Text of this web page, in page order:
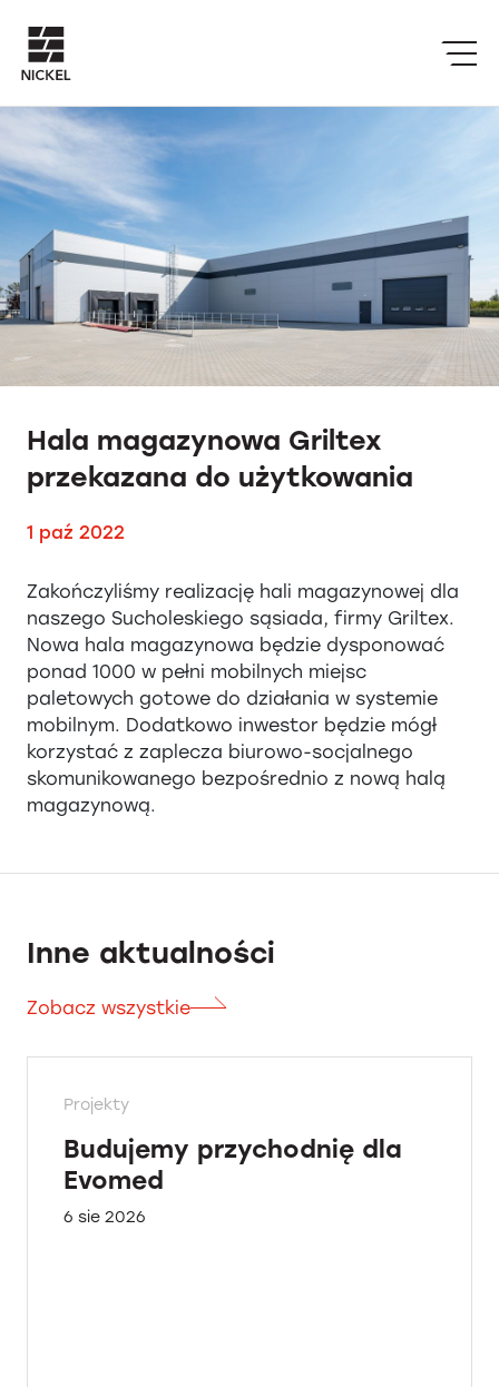
Hala magazynowa Griltex
przekazana do użytkowania
1 paź 2022
Zakończyliśmy realizację hali magazynowej dla
naszego Sucholeskiego sąsiada, firmy Griltex.
Nowa hala magazynowa będzie dysponować
ponad 1000 w pełni mobilnych miejsc
paletowych gotowe do działania w systemie
mobilnym. Dodatkowo inwestor będzie mógł
korzystać z zaplecza biurowo-socjalnego
skomunikowanego bezpośrednio z nową halą
magazynową.
Inne aktualności
Zobacz wszystkie
Projekty
Budujemy przychodnię dla
Evomed
6 sie 2026